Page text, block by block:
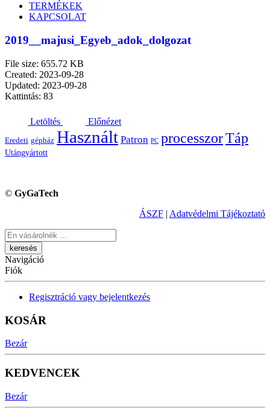
TERMÉKEK
KAPCSOLAT
2019__majusi_Egyeb_adok_dolgozat
File size: 655.72 KB
Created: 2023-09-28
Updated: 2023-09-28
Kattintás: 83
Letöltés Előnézet
Eredeti gépház Használt Patron PC processzorTáp
Utángyártott
© GyGaTech
ÁSZF | Adatvédelmi Tájékoztató
Keresés
Navigáció
Fiók
Regisztráció vagy bejelentkezés
KOSÁR
Bezár
KEDVENCEK
Bezár